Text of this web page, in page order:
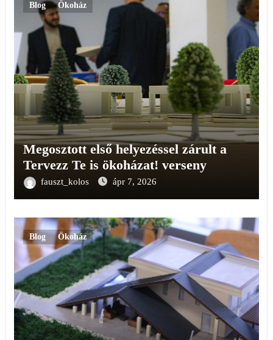
Blog Ökoház
Megosztott első helyezéssel zárult a
Tervezz Te is ökoházat! verseny
fauszt_kolos ápr 7, 2026
Blog Ökoház